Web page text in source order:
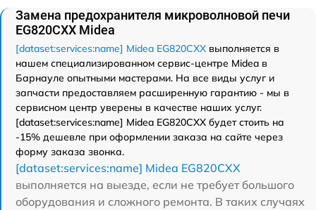
Замена предохранителя микроволновой печи
EG820CXX Midea
[dataset:services:name] Midea EG820CXX выполняется в
нашем специализированном сервис-центре Midea в
Барнауле опытными мастерами. На все виды услуг и
запчасти предоставляем расширенную гарантию - мы в
сервисном центр уверены в качестве наших услуг.
[dataset:services:name] Midea EG820CXX будет стоить на
-15% дешевле при оформлении заказа на сайте через
форму заказа звонка.
[dataset:services:name] Midea EG820CXX
выполняется на выезде, если не требует большого
оборудования и сложного ремонта. В таких случаях